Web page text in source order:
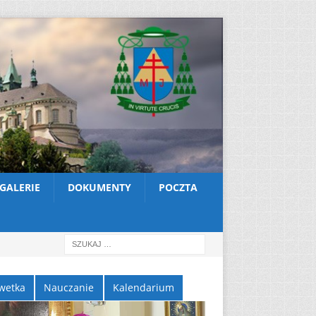
GALERIE DOKUMENTY POCZTA
Nauczanie Kalendarium